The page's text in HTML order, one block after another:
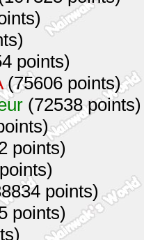
points)
(75606 points)
(72538 points)
points)
points)
points)